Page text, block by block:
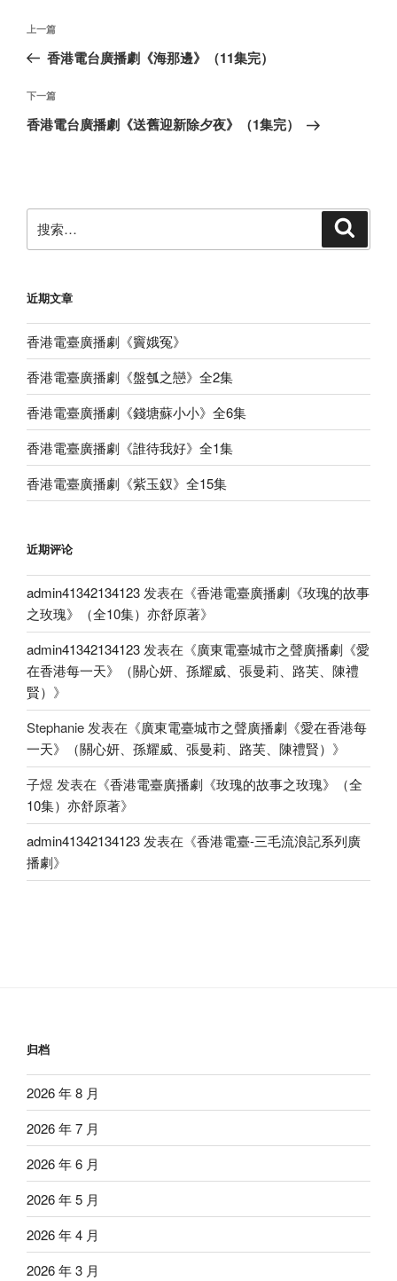
文
导
航
上
一
文
章
上一篇
香港電台廣播劇《海那邊》（11集完）
下
一
下一篇
香港電台廣播劇《送舊迎新除夕夜》（1集完）
索：
近期文章
香港電臺廣播劇《竇娥冤》
香港電臺廣播劇《盤瓠之戀》全2集
香港電臺廣播劇《錢塘蘇小小》全6集
香港電臺廣播劇《誰待我好》全1集
香港電臺廣播劇《紫玉釵》全15集
近期评论
admin41342134123发表在《香港電臺廣播劇《玫瑰的故事
之玫瑰》（全10集）亦舒原著》
admin41342134123发表在《廣東電臺城市之聲廣播劇《愛
在香港每一天》（關心妍、孫耀威、張曼莉、路芙、陳禮
賢） 》
Stephanie发表在《廣東電臺城市之聲廣播劇《愛在香港每
一天》（關心妍、孫耀威、張曼莉、路芙、陳禮賢） 》
子煜 发表在《香港電臺廣播劇《玫瑰的故事之玫瑰》（全
10集）亦舒原著》
admin41342134123发表在《香港電臺-三毛流浪記系列廣
播劇》
归档
2026 年 8 月
2026 年 7 月
2026 年 6 月
2026 年 5 月
2026 年 4 月
2026 年 3 月